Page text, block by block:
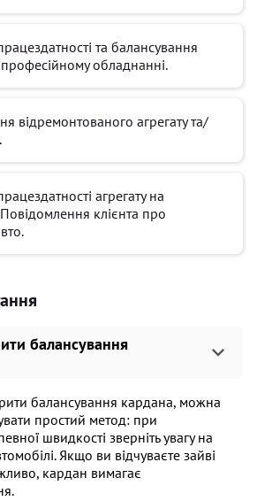
та балансування
професійному обладнанні.
відремонтованого агрегату та/
агрегату на
Повідомлення клієнта про
балансування
балансування кардана, можна
простий метод: при
швидкості зверніть увагу на
Якщо ви відчуваєте зайві
кардан вимагає